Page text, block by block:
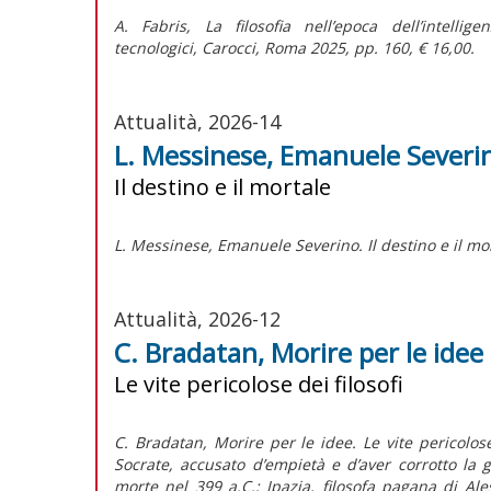
A. Fabris, La filosofia nell’epoca
tecnologici, Carocci, Roma 2025, pp. 160, € 16,00.
Attualità, 2026-14
L. Messinese, Emanuele
Il destino e il mortale
L. Messinese, Emanuele Severino. Il destino e il
Attualità, 2026-12
C. Bradatan, Morire per le idee
Le vite pericolose dei filosofi
C. Bradatan, Morire per le idee. Le vite
Socrate, accusato d’empietà e d’aver corrotto
morte nel 399 a.C.; Ipazia, filosofa pagana di